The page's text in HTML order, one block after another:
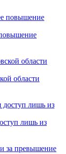
области
лишь из